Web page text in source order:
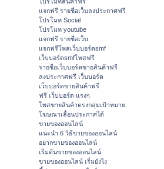
แจกฟรี รายชื่อเว็บลงประกาศฟรี
โปรโมท Social
โปรโมท youtube
แจกฟรี รายชื่อเว็บ
แจกฟรีโพสเว็บบอร์ดsmf
เว็บบอร์ดsmfโพสฟรี
รายชื่อเว็บบอร์ดขายสินค้าฟรี
ลงประกาศฟรี เว็บบอร์ด
เว็บบอร์ดขายสินค้าฟรี
ฟรี เว็บบอร์ด แรงๆ
โพสขายสินค้าตรงกลุ่มเป้าหมาย
โฆษณาเลื่อนประกาศได้
ขายของออนไลน์
แนะนำ 6 วิธีขายของออนไลน์
อยากขายของออนไลน์
เริ่มต้นขายของออนไลน์
ขายของออนไลน์ เริ่มยังไง